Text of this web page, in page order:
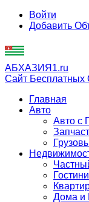
Войти
Добавить
АБХАЗИЯ1.ru
Сайт
Главная
Авто
Авто с
Дома и